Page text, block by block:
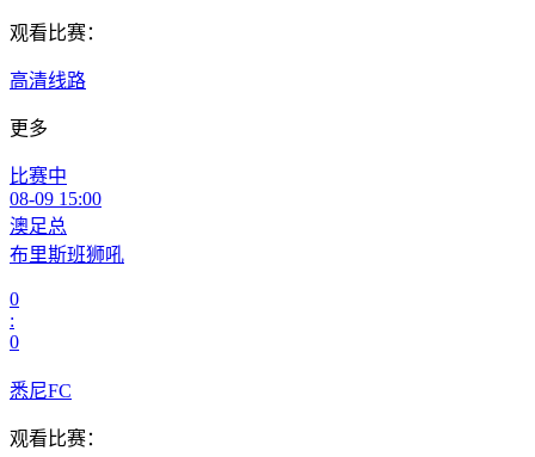
观看比赛：
高清线路
更多
比赛中
08-09 15:00
澳足总
布里斯班狮吼
0
:
0
悉尼FC
观看比赛：